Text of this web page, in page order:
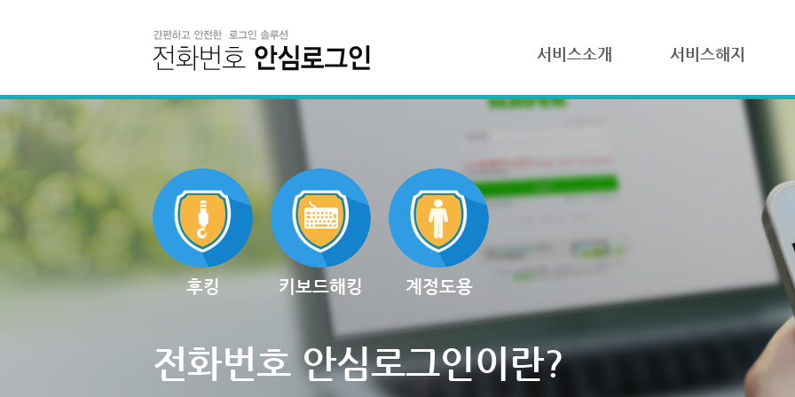
서비스소개 서비스해지
후킹 키보드해킹 계정도용
전화번호 안심로그인이란?